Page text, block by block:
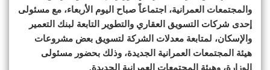
والمجتمعات العمرانية، اجتماعاً صباح اليوم الأربعاء، مع مسئولى
إحدى شركات التسويق العقاري والتطوير التابعة لبنك التعمير
والإسكان، لمتابعة معدلات الشركة لتسويق بعض مشروعات
هيئة المجتمعات العمرانية الجديدة، وذلك بحضور مسئولى
الوزارة، وهيئة المجتمعات العمرانية الجديدة.